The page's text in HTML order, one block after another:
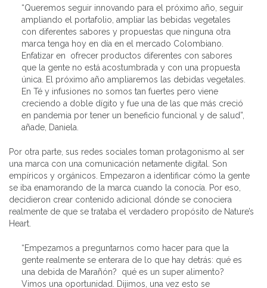
“Queremos seguir innovando para el próximo año, seguir
ampliando el portafolio, ampliar las bebidas vegetales
con diferentes sabores y propuestas que ninguna otra
marca tenga hoy en día en el mercado Colombiano.
Enfatizar en ofrecer productos diferentes con sabores
que la gente no está acostumbrada y con una propuesta
única. El próximo año ampliaremos las debidas vegetales.
En Té y infusiones no somos tan fuertes pero viene
creciendo a doble dígito y fue una de las que más creció
en pandemia por tener un beneficio funcional y de salud”,
añade, Daniela.
Por otra parte, sus redes sociales toman protagonismo al ser
una marca con una comunicación netamente digital. Son
empíricos y orgánicos. Empezaron a identificar cómo la gente
se iba enamorando de la marca cuando la conocía. Por eso,
decidieron crear contenido adicional dónde se conociera
realmente de que se trataba el verdadero propósito de Nature’s
Heart.
“Empezamos a preguntarnos como hacer para que la
gente realmente se enterara de lo que hay detrás: qué es
una debida de Marañón? qué es un super alimento?
Vimos una oportunidad. Dijimos, una vez esto se